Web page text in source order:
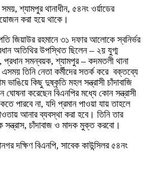
শ্যামপুর থানাধীন, ৫৪নং ওর্য়াডের
করা হয়ে থাকে।
জিয়াউর রহমানে ৩১ দফার আলোকে স্বনির্ভর
অতিথির উপস্থিত ছিলেন – ২য় যুগ্ম
প্রধান সমন্বয়ক, শ্যামপুর – কদমতলী থানা
তিনি নেতা কর্মীদের সতর্ক করে বক্তব্যে
কিছু দুষ্কৃতি মহল সন্ত্রাসী চাঁদাবাজি
ঘোষনা করেছেন বিএনপির মধ্যে কোন সন্ত্রাসী
পারবে না, যদি প্রমান পাওয়া যায় তাহলে
আনার ব্যবস্থা করা হবে। তিনি তার
চাঁদাবাজ ও মাদক মুক্ত করবো।
দক্ষিণ বিএনপি, সাবেক কাউন্সিলর ৫৪নং